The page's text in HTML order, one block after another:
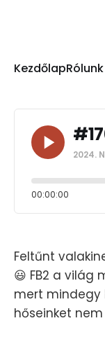
KezdőlapRólunk
2024.
00:00:00
Feltűnt
😃 FB2 a világ
mert mindegy
hőseinket